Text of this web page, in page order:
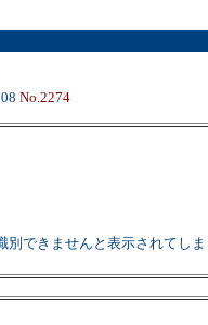
No.2274
別できませんと表示されてし